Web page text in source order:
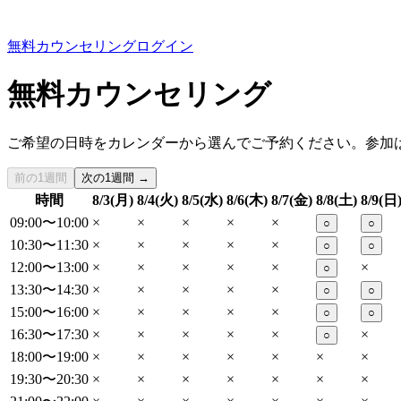
無料カウンセリングログイン
無料カウンセリング
ご希望の日時をカレンダーから選んでご予約ください。参加
前の1週間 次の1週間 →
時間 8/3(月) 8/4(火) 8/5(水) 8/6(木) 8/7(金) 8/8(土) 8/9(日)
09:00〜10:00 × × × × × ○ ○
10:30〜11:30 × × × × × ○ ○
12:00〜13:00 × × × × × ○
×
13:30〜14:30 × × × × × ○ ○
15:00〜16:00 × × × × × ○ ○
16:30〜17:30 × × × × × ○
×
18:00〜19:00 × × × × × ×
×
19:30〜20:30 × × × × × ×
×